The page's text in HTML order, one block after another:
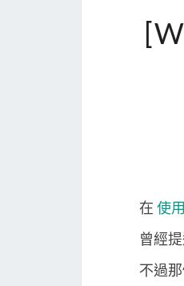
在 使
曾經
不過